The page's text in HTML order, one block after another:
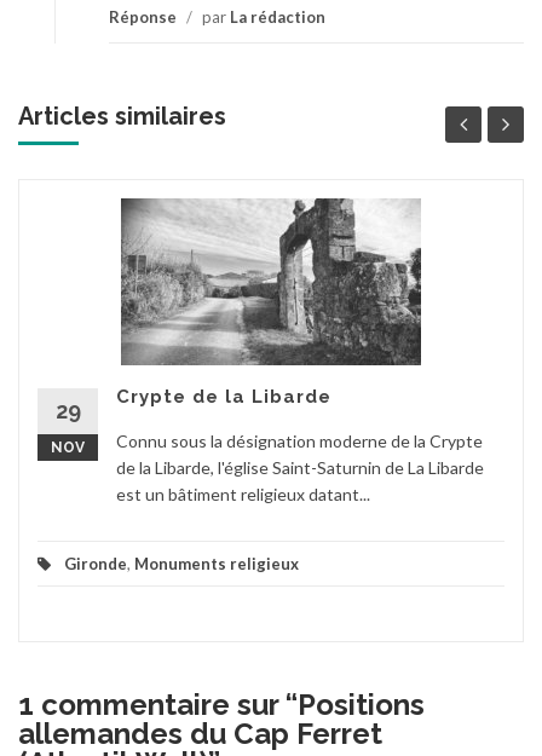
Réponse / par La rédaction
Articles similaires
29
NOV
Crypte de la Libarde
Connu sous la désignation moderne de la Crypte
de la Libarde, l'église Saint-Saturnin de La Libarde
est un bâtiment religieux datant...
Gironde, Monuments religieux
1 commentaire sur “Positions
allemandes du Cap Ferret